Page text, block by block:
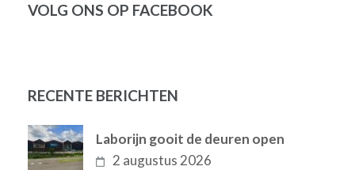
VOLG ONS OP FACEBOOK
RECENTE BERICHTEN
Laborijn gooit de deuren open
2 augustus 2026